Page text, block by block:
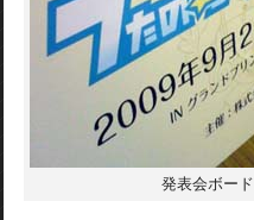
発表会ボード